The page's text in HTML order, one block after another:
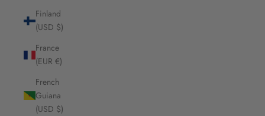
Finland
(USD $)
France
(EUR €)
French
Guiana
(USD $)